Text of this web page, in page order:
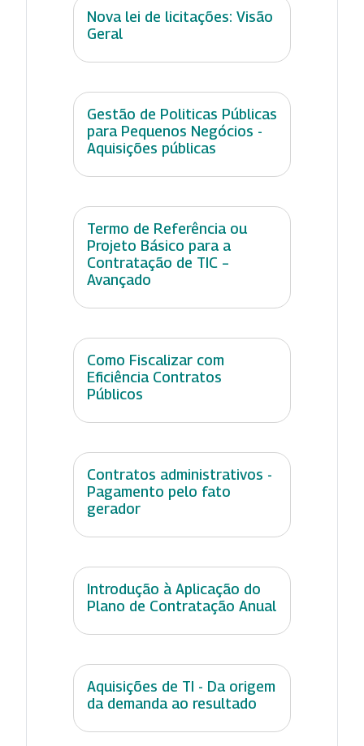
Nova lei de licitações: Visão
Geral
Gestão de Politicas Públicas
para Pequenos Negócios -
Aquisições públicas
Termo de Referência ou
Projeto Básico para a
Contratação de TIC –
Avançado
Como Fiscalizar com
Eficiência Contratos
Públicos
Contratos administrativos -
Pagamento pelo fato
gerador
Introdução à Aplicação do
Plano de Contratação Anual
Aquisições de TI - Da origem
da demanda ao resultado